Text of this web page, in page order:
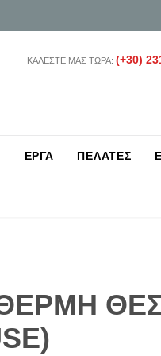
ΚΑΛΕΣΤΕ ΜΑΣ ΤΩΡΑ: (+30)
ΕΡΓΑ ΠΕΛΑΤΕΣ